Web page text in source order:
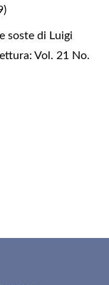
soste di Luigi
Vol. 21 No.